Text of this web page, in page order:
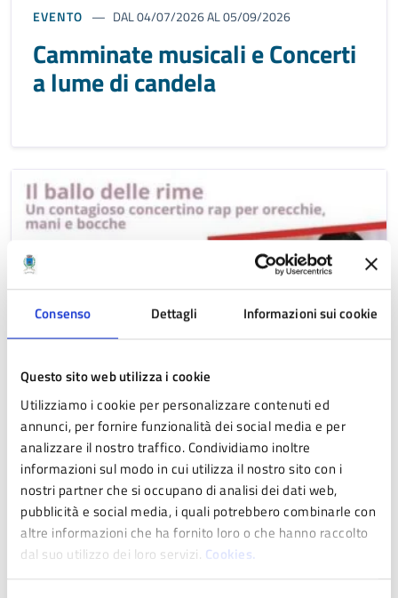
Consenso Dettagli Informazioni sui cookie
Questo sito web utilizza i cookie
Utilizziamo i cookie per personalizzare contenuti ed
annunci, per fornire funzionalità dei social media e per
analizzare il nostro traffico. Condividiamo inoltre
informazioni sul modo in cui utilizza il nostro sito con i
nostri partner che si occupano di analisi dei dati web,
pubblicità e social media, i quali potrebbero combinarle con
altre informazioni che ha fornito loro o che hanno raccolto
dal suo utilizzo dei loro servizi. Cookies.
EVENTO DAL 04/07/2026 AL 05/09/2026
Camminate musicali e Concerti
a lume di candela
EVENTO DAL 03/08/2026 AL 03/08/2026
Una Montagna di storie
<lunedì 3 agosto a Pavullo>
Tutti gli eventi